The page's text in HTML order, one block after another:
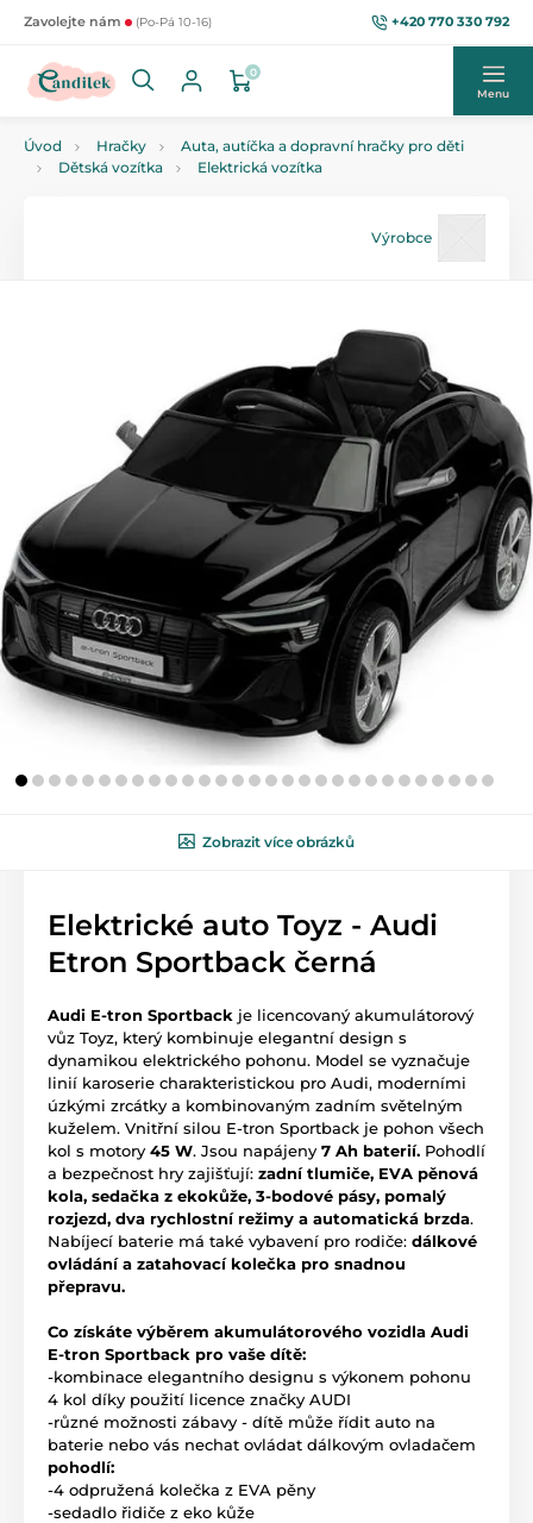
Zavolejte nám (Po-Pá 10-16) +420 770 330 792
0
Menu
Úvod Hračky
Auta, autíčka a dopravní hračky pro děti
Dětská vozítka
Elektrická vozítka
Výrobce
Zobrazit více obrázků
Elektrické auto Toyz - Audi
Etron Sportback černá
Audi E-tron Sportback je licencovaný akumulátorový
vůz Toyz, který kombinuje elegantní design s
dynamikou elektrického pohonu. Model se vyznačuje
linií karoserie charakteristickou pro Audi, moderními
úzkými zrcátky a kombinovaným zadním světelným
kuželem. Vnitřní silou E-tron Sportback je pohon všech
kol s motory 45 W. Jsou napájeny 7 Ah baterií. Pohodlí
a bezpečnost hry zajišťují: zadní tlumiče, EVA pěnová
kola, sedačka z ekokůže, 3-bodové pásy, pomalý
rozjezd, dva rychlostní režimy a automatická brzda.
Nabíjecí baterie má také vybavení pro rodiče: dálkové
ovládání a zatahovací kolečka pro snadnou
přepravu.
Co získáte výběrem akumulátorového vozidla Audi
E-tron Sportback pro vaše dítě:
-kombinace elegantního designu s výkonem pohonu
4 kol díky použití licence značky AUDI
-různé možnosti zábavy - dítě může řídit auto na
baterie nebo vás nechat ovládat dálkovým ovladačem
pohodlí:
-4 odpružená kolečka z EVA pěny
-sedadlo řidiče z eko kůže